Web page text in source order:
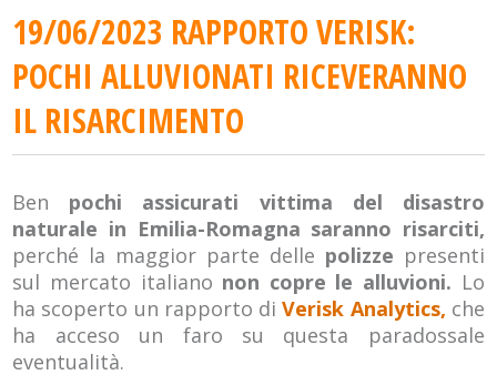
19/06/2023 RAPPORTO VERISK:
POCHI ALLUVIONATI RICEVERANNO
IL RISARCIMENTO
Ben pochi assicurati vittima del disastro
naturale in Emilia-Romagna saranno risarciti,
perché la maggior parte delle polizze presenti
sul mercato italiano non copre le alluvioni. Lo
ha scoperto un rapporto diVerisk Analytics, che
ha acceso un faro su questa paradossale
eventualità.